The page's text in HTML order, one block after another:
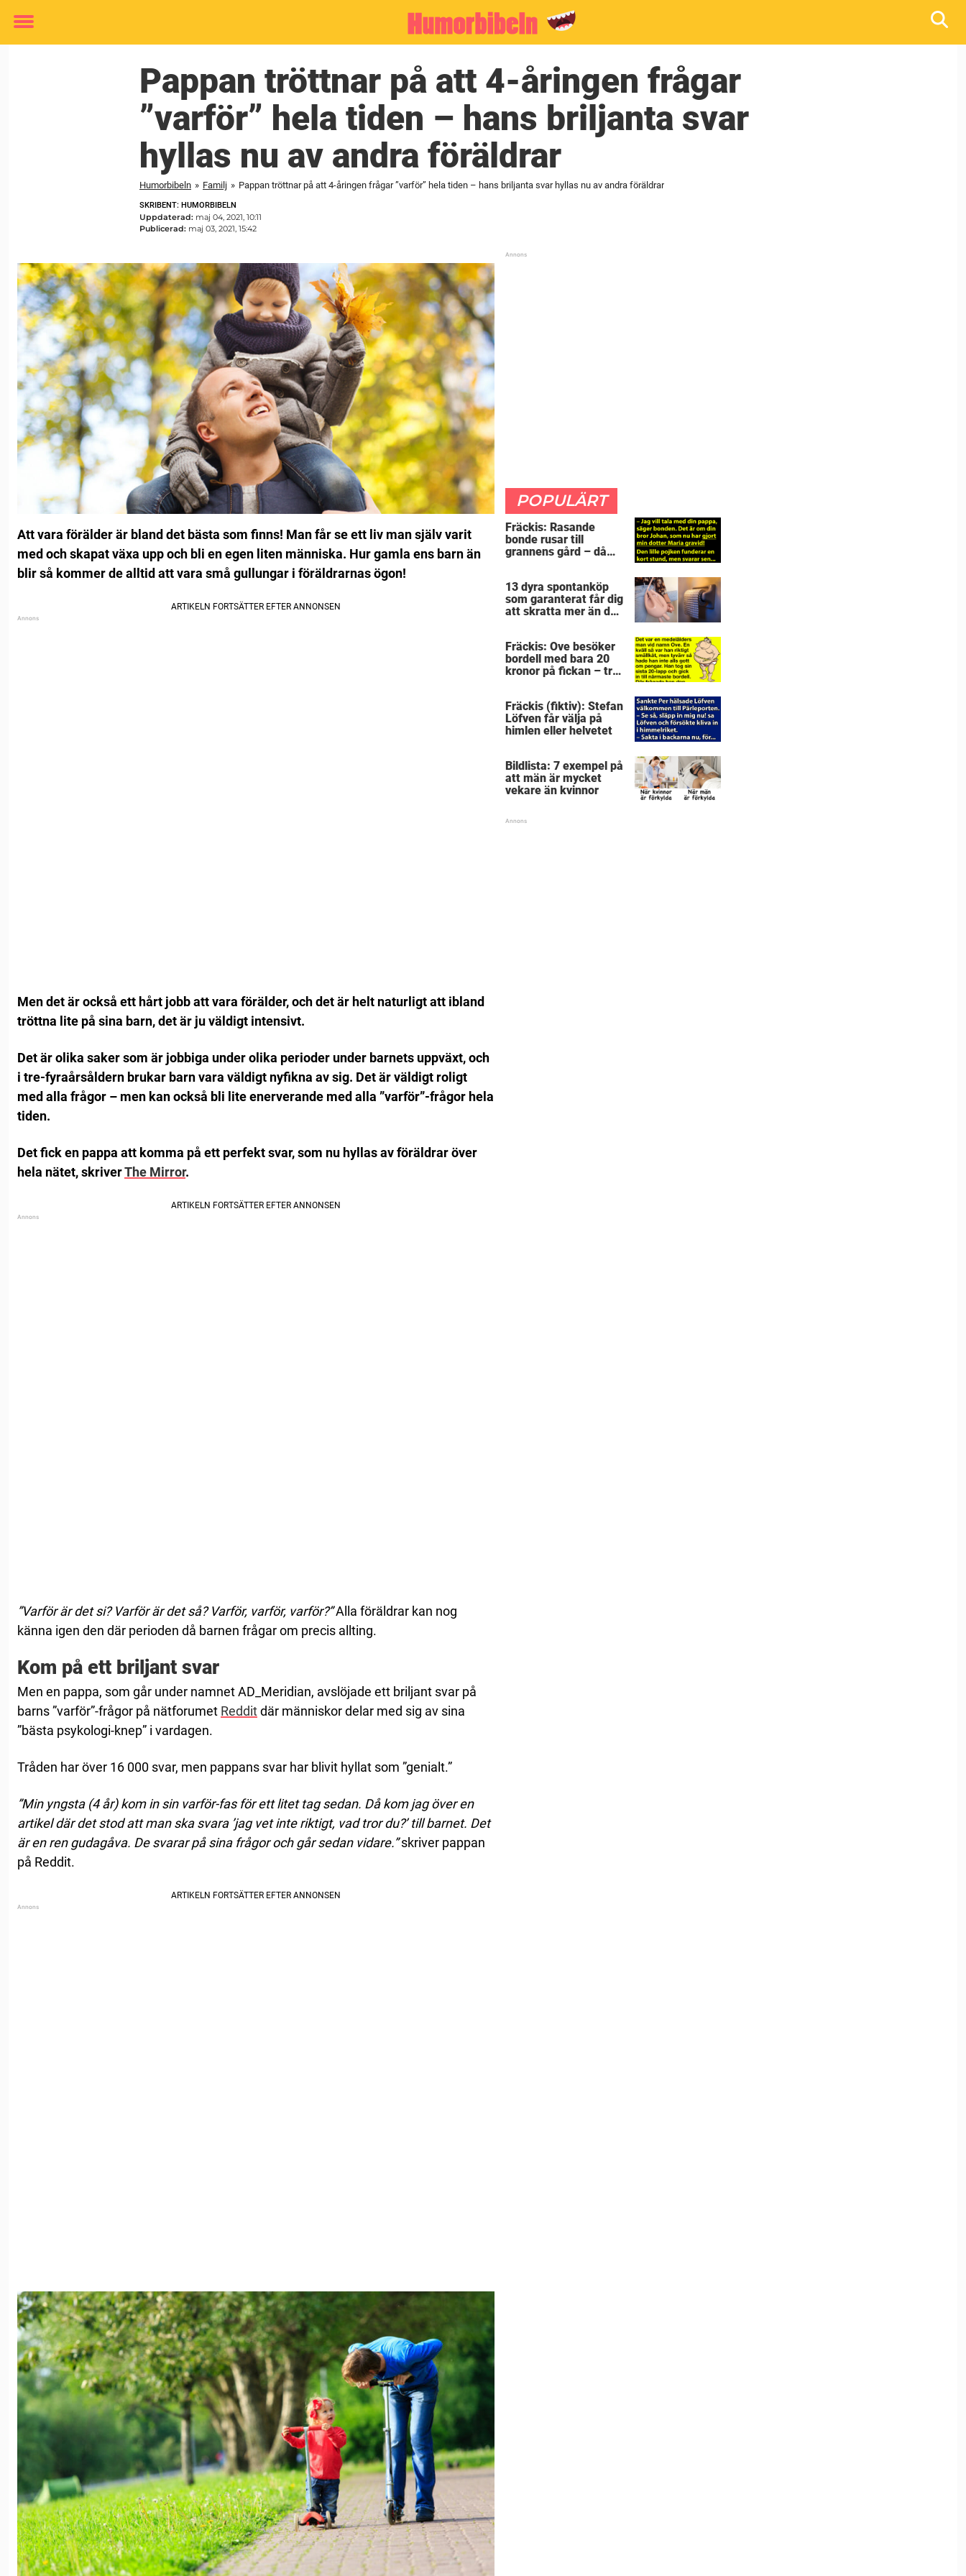
Toggle
Pappan tröttnar på att 4-åringen frågar
”varför” hela tiden – hans briljanta svar
hyllas nu av andra föräldrar
Humorbibeln » Familj » Pappan tröttnar på att 4-åringen frågar ”varför” hela tiden – hans briljanta svar hyllas nu av andra föräldrar
SKRIBENT: HUMORBIBELN
Uppdaterad: maj 04, 2021, 10:11
Publicerad: maj 03, 2021, 15:42
Att vara förälder är bland det bästa som finns! Man får se ett liv man själv varit
med och skapat växa upp och bli en egen liten människa. Hur gamla ens barn än
blir så kommer de alltid att vara små gullungar i föräldrarnas ögon!
Men det är också ett hårt jobb att vara förälder, och det är helt naturligt att ibland
tröttna lite på sina barn, det är ju väldigt intensivt.
Det är olika saker som är jobbiga under olika perioder under barnets uppväxt, och
i tre-fyraårsåldern brukar barn vara väldigt nyfikna av sig. Det är väldigt roligt
med alla frågor – men kan också bli lite enerverande med alla ”varför”-frågor hela
tiden.
Det fick en pappa att komma på ett perfekt svar, som nu hyllas av föräldrar över
hela nätet, skriverThe Mirror.
”Varför är det si? Varför är det så? Varför, varför, varför?”Alla föräldrar kan nog
känna igen den där perioden då barnen frågar om precis allting.
Kom på ett briljant svar
Men en pappa, som går under namnet AD_Meridian, avslöjade ett briljant svar på
barns ”varför”-frågor på nätforumet Redditdär människor delar med sig av sina
”bästa psykologi-knep” i vardagen.
Tråden har över 16 000 svar, men pappans svar har blivit hyllat som ”genialt.”
”Min yngsta (4 år) kom in sin varför-fas för ett litet tag sedan. Då kom jag över en
artikel där det stod att man ska svara ’jag vet inte riktigt, vad tror du?’ till barnet. Det
är en ren gudagåva. De svarar på sina frågor och går sedan vidare.”skriver pappan
på Reddit.
POPULÄRT
Fräckis: Rasande
bonde rusar till
grannens gård – då
mållös
13 dyra spontanköp
som garanterat får dig
att skratta mer än du
Fräckis: Ove besöker
bordell med bara 20
kronor på fickan – tre
Fräckis (fiktiv): Stefan
Löfven får välja på
himlen eller helvetet
Bildlista: 7 exempel på
att män är mycket
vekare än kvinnor